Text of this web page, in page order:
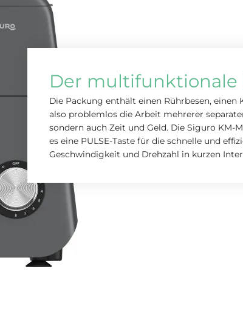
Der multifunktionale
Die Packung enthält einen Rührbesen, einen
also problemlos die Arbeit mehrerer
sondern auch Zeit und Geld. Die Siguro KM-
es eine PULSE-Taste für die schnelle und
Geschwindigkeit und Drehzahl in kurzen